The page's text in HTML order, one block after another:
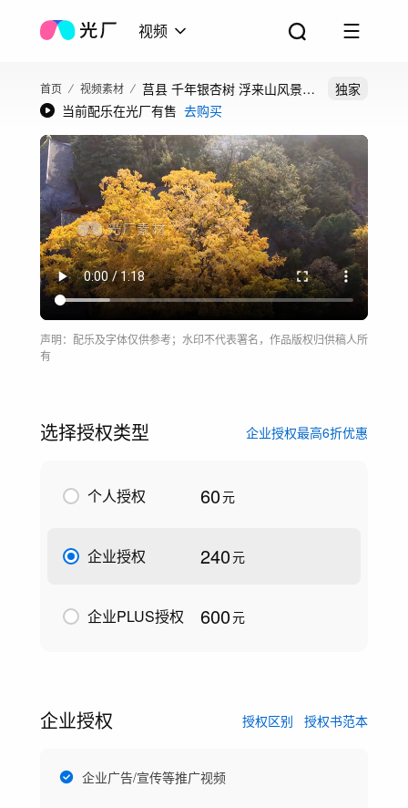
视频
首页 视频素材
莒县 千年银杏树 浮来山风景区
航拍
独家
当前配乐在光厂有售 去购买
声明：配乐及字体仅供参考；水印不代表署名，作品版权归供稿人所
有
选择授权类型 企业授权最高6折优惠
个人授权 60元
企业授权 240元
企业PLUS授权 600元
企业授权 授权区别 授权书范本
企业广告/宣传等推广视频